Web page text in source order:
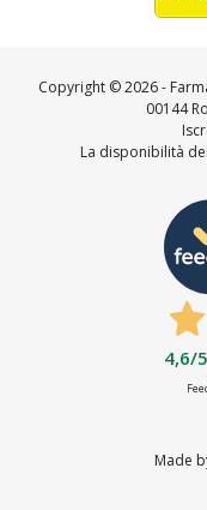
Copyright ©2026 -
00144
La disponibilità
4,6/5
Made